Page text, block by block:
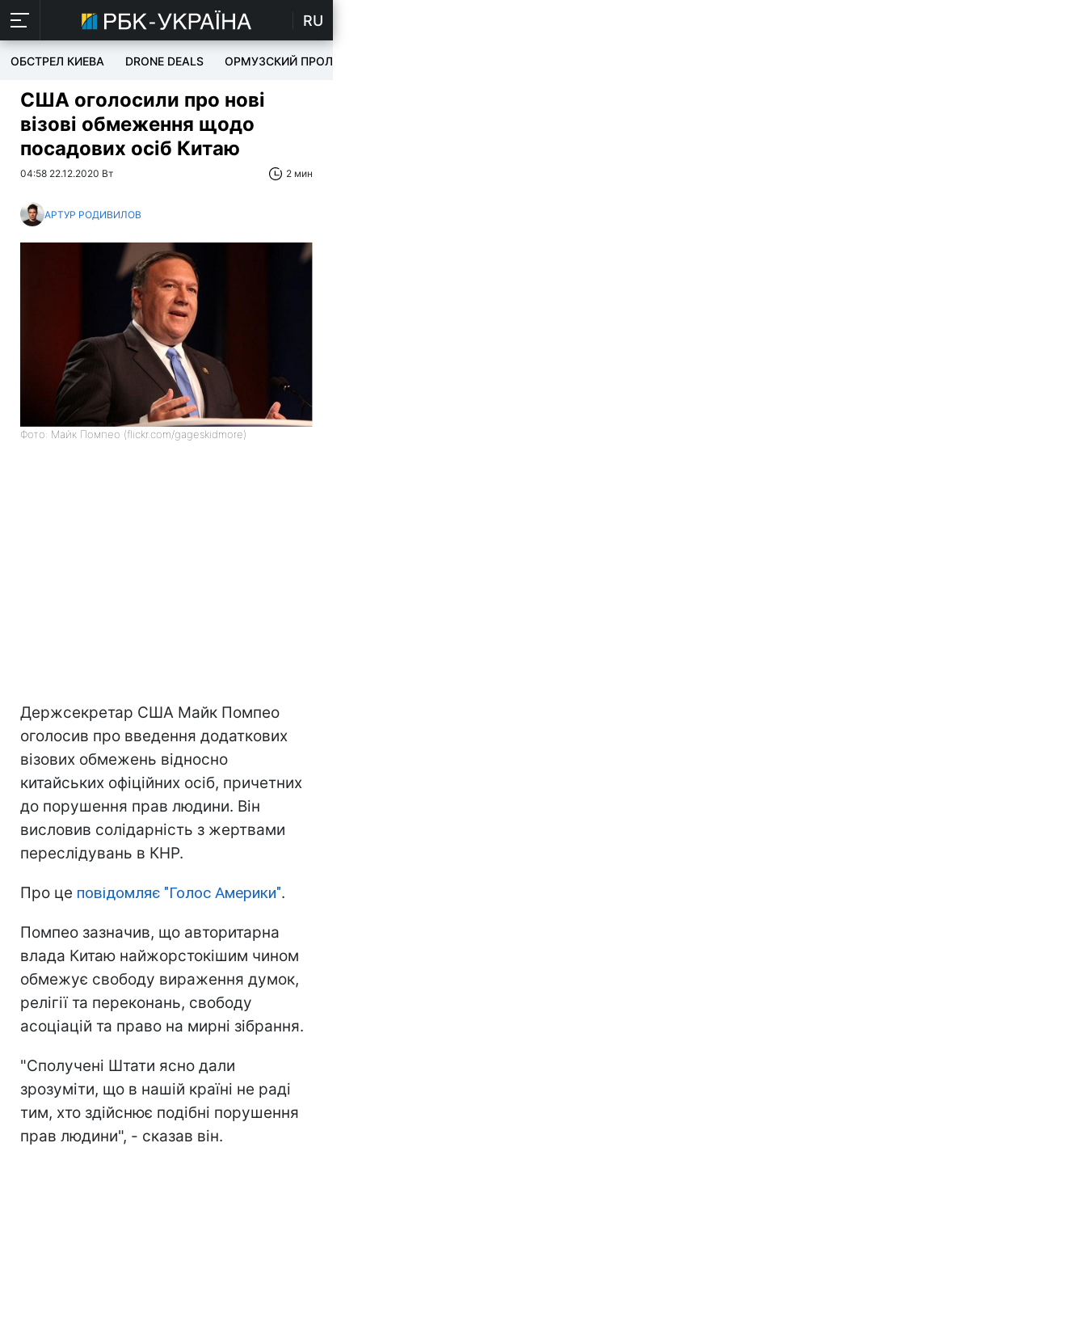
RU
ОБСТРЕЛ КИЕВА DRONE DEALS ОРМУЗСКИЙ ПРОЛИВ
США оголосили про нові
візові обмеження щодо
посадових осіб Китаю
04:58 22.12.2020 Вт 2 мин
АРТУР РОДИВИЛОВ
Фото: Майк Помпео (flickr.com/gageskidmore)
Держсекретар США Майк Помпео
оголосив про введення додаткових
візових обмежень відносно
китайських офіційних осіб, причетних
до порушення прав людини. Він
висловив солідарність з жертвами
переслідувань в КНР.
Про це повідомляє "Голос Америки".
Помпео зазначив, що авторитарна
влада Китаю найжорстокішим чином
обмежує свободу вираження думок,
релігії та переконань, свободу
асоціацій та право на мирні зібрання.
"Сполучені Штати ясно дали
зрозуміти, що в нашій країні не раді
тим, хто здійснює подібні порушення
прав людини", - сказав він.